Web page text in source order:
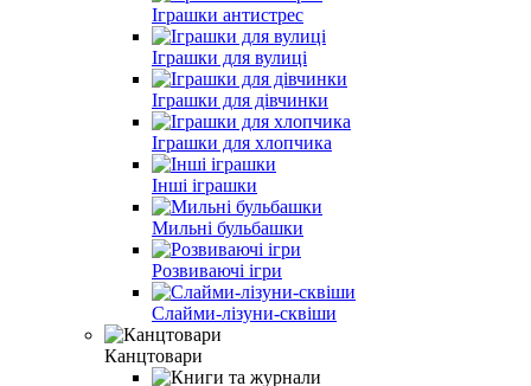
Іграшки антистрес
Іграшки для вулиці
Іграшки для дівчинки
Іграшки для хлопчика
Інші іграшки
Мильні бульбашки
Розвиваючі ігри
Слайми-лізуни-сквіши
Канцтовари